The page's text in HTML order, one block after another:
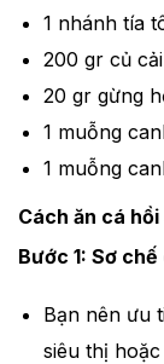
1 nhánh tía
200 gr củ
20 gr gừng
1 muỗng
1 muỗng
Cách ăn cá
Bước 1: Sơ
Bạn nên ưu
siêu thị